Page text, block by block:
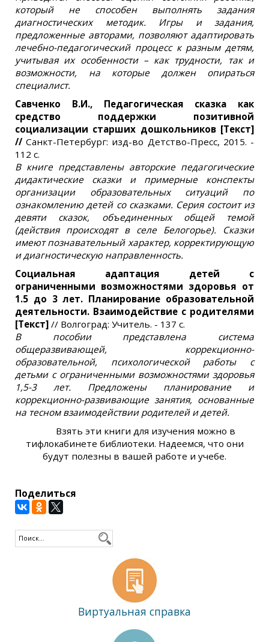
который не способен выполнять задания
диагностических методик. Игры и задания,
предложенные авторами, позволяют адаптировать
лечебно-педагогический процесс к разным детям,
учитывая их особенности – как трудности, так и
возможности, на которые должен опираться
специалист.
Савченко В.И., Педагогическая сказка как
средство поддержки позитивной
социализации старших дошкольников [Текст]
//Санкт-Петербург: изд-во Детство-Пресс, 2015. -
112 с.
В книге представлены авторские педагогические
дидактические сказки и примерные конспекты
организации образовательных ситуаций по
ознакомлению детей со сказками. Серия состоит из
девяти сказок, объединенных общей темой
(действия происходят в селе Белогорье). Сказки
имеют познавательный характер, корректирующую
и диагностическую направленность.
Социальная адаптация детей с
ограниченными возможностями здоровья от
1.5 до 3 лет. Планирование образовательной
деятельности. Взаимодействие с родителями
[Текст] // Волгоград: Учитель. - 137 с.
В пособии представлена система
общеразвивающей, коррекционно-
образовательной, психологической работы с
детьми с ограниченными возможностями здоровья
1,5-3 лет. Предложены планирование и
коррекционно-развивающие занятия, основанные
на тесном взаимодействии родителей и детей.
Взять эти книги для изучения можно в
тифлокабинете библиотеки. Надеемся, что они
будут полезны в вашей работе и учебе.
Поделиться
Виртуальная справка